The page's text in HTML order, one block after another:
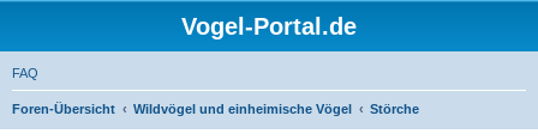
Vogel-Portal.de
FAQ
Foren-Übersicht Wildvögel und einheimische Vögel Störche